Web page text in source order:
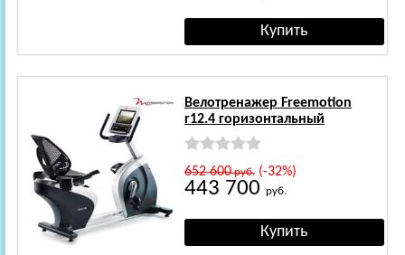
Велотренажер Freemotion
r12.4 горизонтальный
652 600руб.(-32%)
443 700 руб.